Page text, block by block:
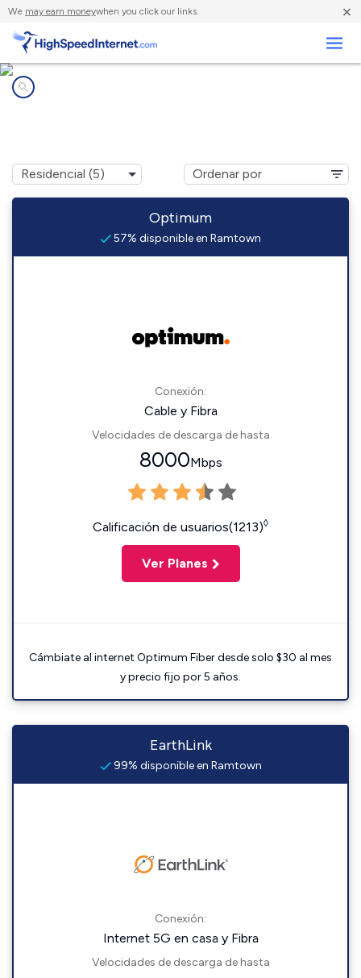
We may earn moneywhen you click our links. ×
Optimum
57% disponible en Ramtown
Conexión:
Cable y Fibra
Velocidades de descarga de hasta
8000Mbps
Calificación de usuarios(1213)◊
Ver Planes
Cámbiate al internet Optimum Fiber desde solo $30 al mes
y precio fijo por 5 años.
EarthLink
99% disponible en Ramtown
Conexión:
Internet 5G en casa y Fibra
Velocidades de descarga de hasta